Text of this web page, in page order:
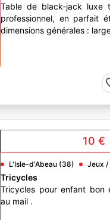
Table de black-jack luxe
professionnel, en parfait
dimensions générales :
10 €
L'Isle-d'Abeau (38) Jeux /
Tricycles
Tricycles pour enfant bon
au mail .